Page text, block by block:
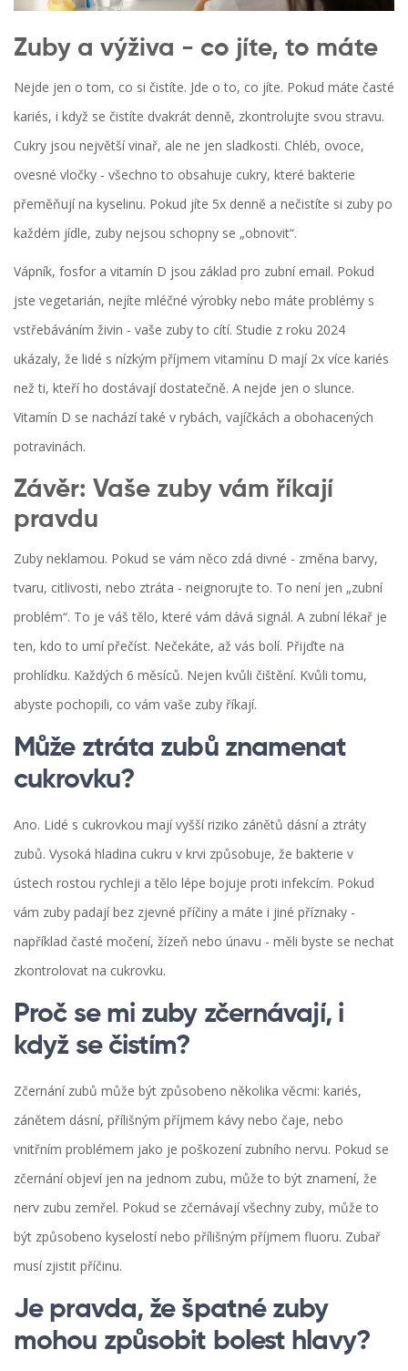
Zuby a výživa - co jíte, to máte
Nejde jen o tom, co si čistíte. Jde o to, co jíte. Pokud máte časté
kariés, i když se čistíte dvakrát denně, zkontrolujte svou stravu.
Cukry jsou největší vinař, ale ne jen sladkosti. Chléb, ovoce,
ovesné vločky - všechno to obsahuje cukry, které bakterie
přeměňují na kyselinu. Pokud jíte 5x denně a nečistíte si zuby po
každém jídle, zuby nejsou schopny se „obnovit“.
Vápník, fosfor a vitamín D jsou základ pro zubní email. Pokud
jste vegetarián, nejíte mléčné výrobky nebo máte problémy s
vstřebáváním živin - vaše zuby to cítí. Studie z roku 2024
ukázaly, že lidé s nízkým příjmem vitamínu D mají 2x více kariés
než ti, kteří ho dostávají dostatečně. A nejde jen o slunce.
Vitamín D se nachází také v rybách, vajíčkách a obohacených
potravinách.
Závěr: Vaše zuby vám říkají
pravdu
Zuby neklamou. Pokud se vám něco zdá divné - změna barvy,
tvaru, citlivosti, nebo ztráta - neignorujte to. To není jen „zubní
problém“. To je váš tělo, které vám dává signál. A zubní lékař je
ten, kdo to umí přečíst. Nečekáte, až vás bolí. Přijďte na
prohlídku. Každých 6 měsíců. Nejen kvůli čištění. Kvůli tomu,
abyste pochopili, co vám vaše zuby říkají.
Může ztráta zubů znamenat
cukrovku?
Ano. Lidé s cukrovkou mají vyšší riziko zánětů dásní a ztráty
zubů. Vysoká hladina cukru v krvi způsobuje, že bakterie v
ústech rostou rychleji a tělo lépe bojuje proti infekcím. Pokud
vám zuby padají bez zjevné příčiny a máte i jiné příznaky -
například časté močení, žízeň nebo únavu - měli byste se nechat
zkontrolovat na cukrovku.
Proč se mi zuby zčernávají, i
když se čistím?
Zčernání zubů může být způsobeno několika věcmi: kariés,
zánětem dásní, přílišným příjmem kávy nebo čaje, nebo
vnitřním problémem jako je poškození zubního nervu. Pokud se
zčernání objeví jen na jednom zubu, může to být znamení, že
nerv zubu zemřel. Pokud se zčernávají všechny zuby, může to
být způsobeno kyselostí nebo přílišným příjmem fluoru. Zubař
musí zjistit příčinu.
Je pravda, že špatné zuby
mohou způsobit bolest hlavy?